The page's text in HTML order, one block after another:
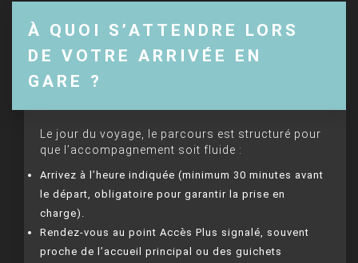
À QUOI S’ATTENDRE LORS
DE VOTRE ARRIVÉE EN
GARE ?
Le jour du voyage, le parcours est structuré pour
que l’accompagnement soit fluide :
Arrivez à l’heure indiquée (minimum 30 minutes avant
le départ, obligatoire pour garantir la prise en
charge).
Rendez-vous au point Accès Plus signalé, souvent
proche de l’accueil principal ou des guichets